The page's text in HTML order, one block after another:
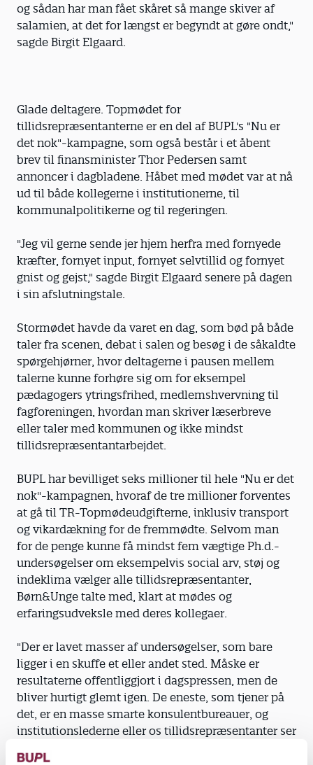
og sådan har man fået skåret så mange skiver af
salamien, at det for længst er begyndt at gøre ondt,"
sagde Birgit Elgaard.
Glade deltagere. Topmødet for
tillidsrepræsentanterne er en del af BUPL's "Nu er
det nok"-kampagne, som også består i et åbent
brev til finansminister Thor Pedersen samt
annoncer i dagbladene. Håbet med mødet var at nå
ud til både kollegerne i institutionerne, til
kommunalpolitikerne og til regeringen.
"Jeg vil gerne sende jer hjem herfra med fornyede
kræfter, fornyet input, fornyet selvtillid og fornyet
gnist og gejst," sagde Birgit Elgaard senere på dagen
i sin afslutningstale.
Stormødet havde da varet en dag, som bød på både
taler fra scenen, debat i salen og besøg i de såkaldte
spørgehjørner, hvor deltagerne i pausen mellem
talerne kunne forhøre sig om for eksempel
pædagogers ytringsfrihed, medlemshvervning til
fagforeningen, hvordan man skriver læserbreve
eller taler med kommunen og ikke mindst
tillidsrepræsentantarbejdet.
BUPL har bevilliget seks millioner til hele "Nu er det
nok"-kampagnen, hvoraf de tre millioner forventes
at gå til TR-Topmødeudgifterne, inklusiv transport
og vikardækning for de fremmødte. Selvom man
for de penge kunne få mindst fem vægtige Ph.d.-
undersøgelser om eksempelvis social arv, støj og
indeklima vælger alle tillidsrepræsentanter,
Børn&Unge talte med, klart at mødes og
erfaringsudveksle med deres kollegaer.
"Der er lavet masser af undersøgelser, som bare
ligger i en skuffe et eller andet sted. Måske er
resultaterne offentliggjort i dagspressen, men de
bliver hurtigt glemt igen. De eneste, som tjener på
det, er en masse smarte konsulentbureauer, og
institutionslederne eller os tillidsrepræsentanter ser